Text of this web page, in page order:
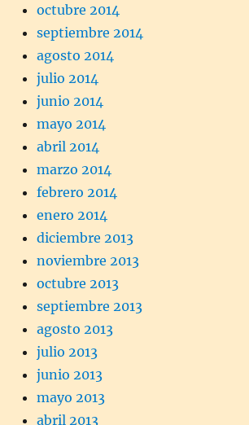
octubre 2014
septiembre 2014
agosto 2014
julio 2014
junio 2014
mayo 2014
abril 2014
marzo 2014
febrero 2014
enero 2014
diciembre 2013
noviembre 2013
octubre 2013
septiembre 2013
agosto 2013
julio 2013
junio 2013
mayo 2013
abril 2013